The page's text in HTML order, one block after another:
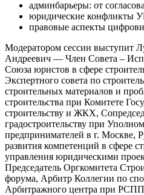
админбарьеры: от
юридические конфликты
правовые аспекты
Модератором сессии выступит
Андреевич — Член Совета –
Союза юристов в сфере
Экспертного совета по
строительных материалов и
строительства при Комитете
строительству и ЖКХ,
градостроительству при
предпринимателей в г. Москве,
развития компетенций в сфере
управления юридическими
Председатель Оргкомитета
форума, Арбитр Коллегии по
Арбитражного центра при